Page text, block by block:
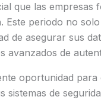
que las empresas
Este periodo no
de asegurar sus
avanzados de
oportunidad
sistemas de